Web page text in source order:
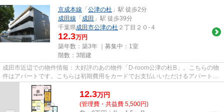
京成本線 「 公津の杜 」駅 徒歩2分
成田線 「 成田 」駅 徒歩39分
千葉県成田市公津の杜 ２丁目２０-４
12.3万円
築年数：築3年 ｜募集中： 1室
階数：3階建
成田市近辺での物件情報：大好評のあの物件「D-room公津の杜B」。こちらの物
件はアパートです。こちらは初期費用をカードでお支払いいただけるアパートで
す。この物件は駅から徒歩2分...
12.3万円
(管理費・共益費 5,500円)